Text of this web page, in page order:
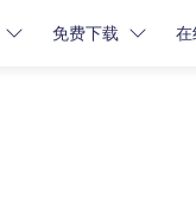
免费下载 在